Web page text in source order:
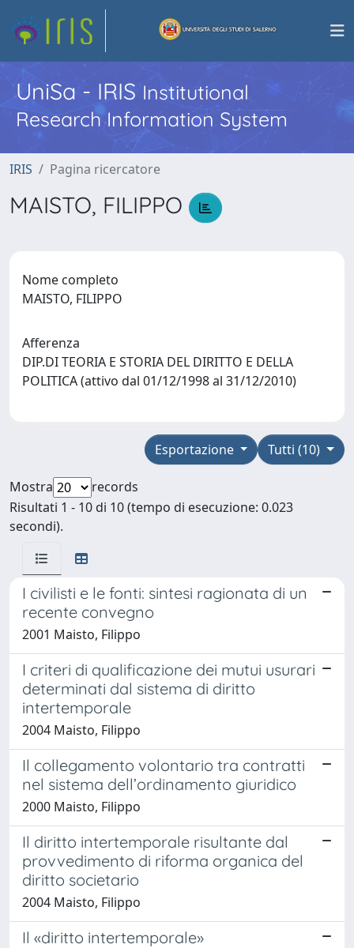
UniSa - IRISInstitutional
Research Information System
IRIS Pagina ricercatore
MAISTO, FILIPPO
Nome completo
MAISTO, FILIPPO
Afferenza
DIP.DI TEORIA E STORIA DEL DIRITTO E DELLA
POLITICA (attivo dal 01/12/1998 al 31/12/2010)
Tutti (10)
Esportazione
Mostra
records
Risultati 1 - 10 di 10 (tempo di esecuzione: 0.023
secondi).
I civilisti e le fonti: sintesi ragionata di un
recente convegno
2001 Maisto, Filippo
I criteri di qualificazione dei mutui usurari
determinati dal sistema di diritto
intertemporale
2004 Maisto, Filippo
Il collegamento volontario tra contratti
nel sistema dell’ordinamento giuridico
2000 Maisto, Filippo
Il diritto intertemporale risultante dal
provvedimento di riforma organica del
diritto societario
2004 Maisto, Filippo
Il «diritto intertemporale»